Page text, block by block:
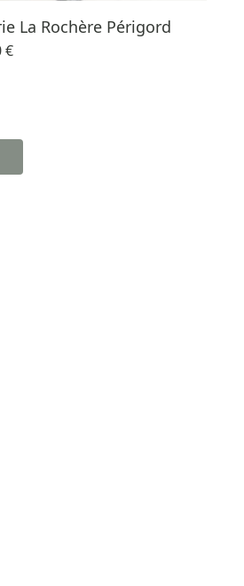
La Rochère Périgord
€